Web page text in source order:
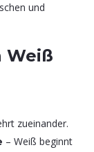
und
Weiß
zueinander.
– Weiß beginnt